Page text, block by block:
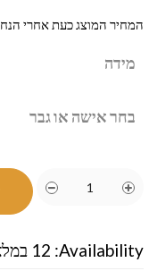
המחיר המוצג כעת אחרי
מידה
בחר אישה או גבר
Availability: 12 במלאי